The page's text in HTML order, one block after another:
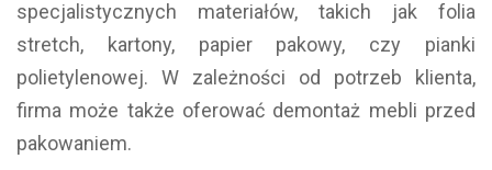
specjalistycznych materiałów, takich jak folia
stretch, kartony, papier pakowy, czy pianki
polietylenowej. W zależności od potrzeb klienta,
firma może także oferować demontaż mebli przed
pakowaniem.